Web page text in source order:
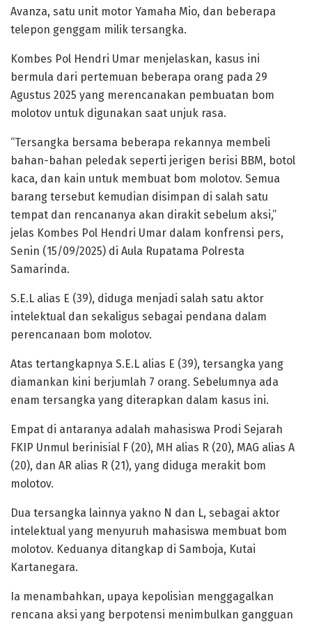
Avanza, satu unit motor Yamaha Mio, dan beberapa
telepon genggam milik tersangka.
Kombes Pol Hendri Umar menjelaskan, kasus ini
bermula dari pertemuan beberapa orang pada 29
Agustus 2025 yang merencanakan pembuatan bom
molotov untuk digunakan saat unjuk rasa.
“Tersangka bersama beberapa rekannya membeli
bahan-bahan peledak seperti jerigen berisi BBM, botol
kaca, dan kain untuk membuat bom molotov. Semua
barang tersebut kemudian disimpan di salah satu
tempat dan rencananya akan dirakit sebelum aksi,”
jelas Kombes Pol Hendri Umar dalam konfrensi pers,
Senin (15/09/2025) di Aula Rupatama Polresta
Samarinda.
S.E.L alias E (39), diduga menjadi salah satu aktor
intelektual dan sekaligus sebagai pendana dalam
perencanaan bom molotov.
Atas tertangkapnya S.E.L alias E (39), tersangka yang
diamankan kini berjumlah 7 orang. Sebelumnya ada
enam tersangka yang diterapkan dalam kasus ini.
Empat di antaranya adalah mahasiswa Prodi Sejarah
FKIP Unmul berinisial F (20), MH alias R (20), MAG alias A
(20), dan AR alias R (21), yang diduga merakit bom
molotov.
Dua tersangka lainnya yakno N dan L, sebagai aktor
intelektual yang menyuruh mahasiswa membuat bom
molotov. Keduanya ditangkap di Samboja, Kutai
Kartanegara.
Ia menambahkan, upaya kepolisian menggagalkan
rencana aksi yang berpotensi menimbulkan gangguan